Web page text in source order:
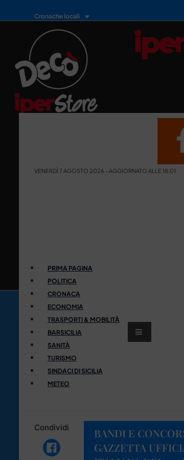
Cronache locali
VENERDÌ 7 AGOSTO 2026 - AGGIORNATO ALLE 18:01
PRIMA PAGINA
POLITICA
CRONACA
ECONOMIA
TRASPORTI & MOBILITÀ
BARSICILIA
SANITÀ
TURISMO
SINDACI DI SICILIA
METEO
Condividi
BANDI E
GAZZETTA